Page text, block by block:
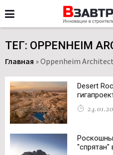
ТЕГ: OPPENHEIM
Главная »Oppenheim
Desert
"спрятан"